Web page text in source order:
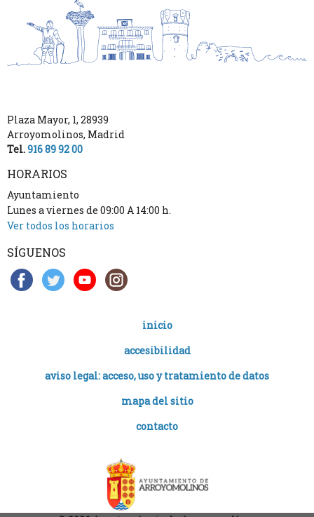
Plaza Mayor, 1, 28939
Arroyomolinos, Madrid
Tel.916 89 92 00
HORARIOS
Ayuntamiento
Lunes a viernes de 09:00 A 14:00 h.
Ver todos los horarios
SÍGUENOS
inicio
accesibilidad
aviso legal: acceso, uso y tratamiento de datos
mapa del sitio
contacto